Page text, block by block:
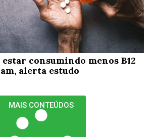
estar consumindo menos B12
alerta estudo
MAIS CONTEÚDOS